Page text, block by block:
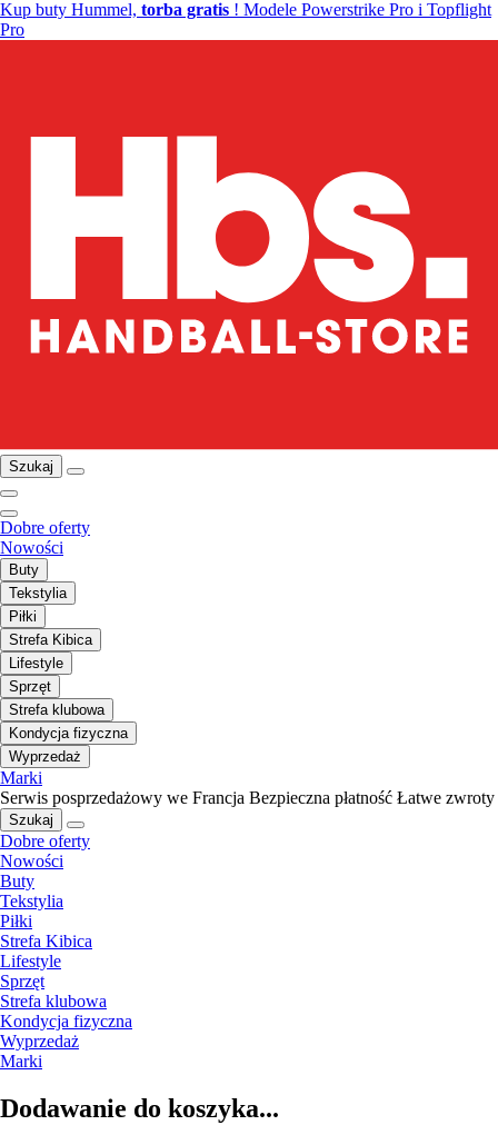
Kup buty Hummel, torba gratis ! Modele Powerstrike Pro i Topflight
Pro
Szukaj
Dobre oferty
Nowości
Buty
Tekstylia
Piłki
Strefa Kibica
Lifestyle
Sprzęt
Strefa klubowa
Kondycja fizyczna
Wyprzedaż
Marki
Serwis posprzedażowy we Francja Bezpieczna płatność Łatwe zwroty
Szukaj
Dobre oferty
Nowości
Buty
Tekstylia
Piłki
Strefa Kibica
Lifestyle
Sprzęt
Strefa klubowa
Kondycja fizyczna
Wyprzedaż
Marki
Dodawanie do koszyka...